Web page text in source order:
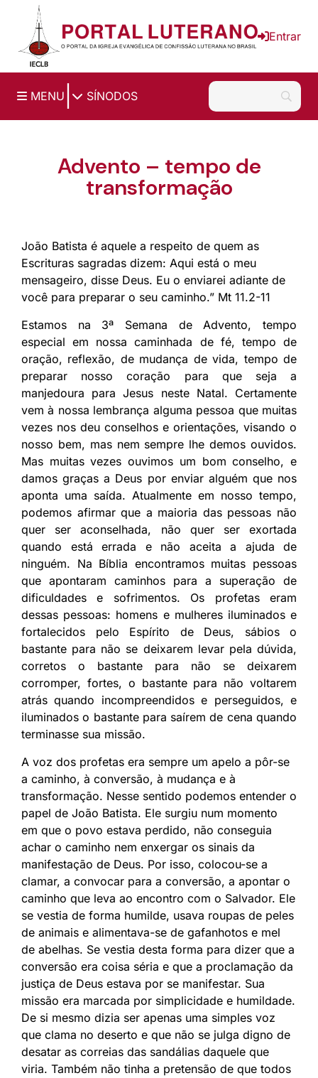
Ir para o conteúdo principal
Entrar
MENU SÍNODOS
Advento – tempo de
transformação
João Batista é aquele a respeito de quem as
Escrituras sagradas dizem: Aqui está o meu
mensageiro, disse Deus. Eu o enviarei adiante de
você para preparar o seu caminho.” Mt 11.2-11
Estamos na 3ª Semana de Advento, tempo
especial em nossa caminhada de fé, tempo de
oração, reflexão, de mudança de vida, tempo de
preparar nosso coração para que seja a
manjedoura para Jesus neste Natal. Certamente
vem à nossa lembrança alguma pessoa que muitas
vezes nos deu conselhos e orientações, visando o
nosso bem, mas nem sempre lhe demos ouvidos.
Mas muitas vezes ouvimos um bom conselho, e
damos graças a Deus por enviar alguém que nos
aponta uma saída. Atualmente em nosso tempo,
podemos afirmar que a maioria das pessoas não
quer ser aconselhada, não quer ser exortada
quando está errada e não aceita a ajuda de
ninguém. Na Bíblia encontramos muitas pessoas
que apontaram caminhos para a superação de
dificuldades e sofrimentos. Os profetas eram
dessas pessoas: homens e mulheres iluminados e
fortalecidos pelo Espírito de Deus, sábios o
bastante para não se deixarem levar pela dúvida,
corretos o bastante para não se deixarem
corromper, fortes, o bastante para não voltarem
atrás quando incompreendidos e perseguidos, e
iluminados o bastante para saírem de cena quando
terminasse sua missão.
A voz dos profetas era sempre um apelo a pôr-se
a caminho, à conversão, à mudança e à
transformação. Nesse sentido podemos entender o
papel de João Batista. Ele surgiu num momento
em que o povo estava perdido, não conseguia
achar o caminho nem enxergar os sinais da
manifestação de Deus. Por isso, colocou-se a
clamar, a convocar para a conversão, a apontar o
caminho que leva ao encontro com o Salvador. Ele
se vestia de forma humilde, usava roupas de peles
de animais e alimentava-se de gafanhotos e mel
de abelhas. Se vestia desta forma para dizer que a
conversão era coisa séria e que a proclamação da
justiça de Deus estava por se manifestar. Sua
missão era marcada por simplicidade e humildade.
De si mesmo dizia ser apenas uma simples voz
que clama no deserto e que não se julga digno de
desatar as correias das sandálias daquele que
viria. Também não tinha a pretensão de que todos